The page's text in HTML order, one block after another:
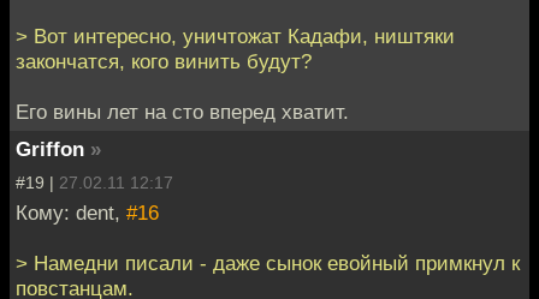
> Вот интересно, уничтожат Кадафи, ништяки
закончатся, кого винить будут?
Его вины лет на сто вперед хватит.
Griffon »
#19 | 27.02.11 12:17
Кому: dent, #16
> Намедни писали - даже сынок евойный примкнул к
повстанцам.